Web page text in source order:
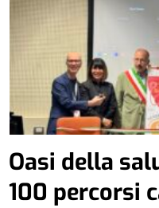
Oasi della
100 percorsi